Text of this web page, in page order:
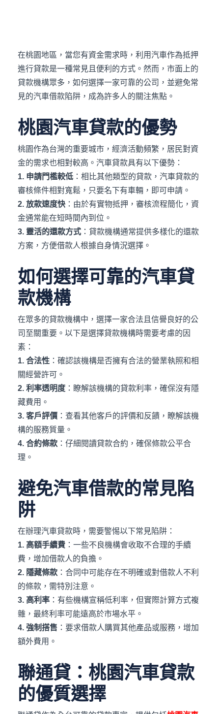
在桃園地區，當您有資金需求時，利用汽車作為抵押
進行貸款是一種常見且便利的方式。然而，市面上的
貸款機構眾多，如何選擇一家可靠的公司，並避免常
見的汽車借款陷阱，成為許多人的關注焦點。
桃園汽車貸款的優勢
桃園作為台灣的重要城市，經濟活動頻繁，居民對資
金的需求也相對較高。汽車貸款具有以下優勢：
1. 申請門檻較低 ：​相比其他類型的貸款，汽車貸款的
審核條件相對寬鬆，只要名下有車輛，即可申請。
2. 放款速度快 ：​由於有實物抵押，審核流程簡化，資
金通常能在短時間內到位。​
3. 靈活的還款方式 ：​貸款機構通常提供多樣化的還款
方案，方便借款人根據自身情況選擇。​
如何選擇可靠的汽車貸
款機構
在眾多的貸款機構中，選擇一家合法且信譽良好的公
司至關重要。以下是選擇貸款機構時需要考慮的因
素：​
1. 合法性 ：​確認該機構是否擁有合法的營業執照和相
關經營許可。​
2. 利率透明度 ：​瞭解該機構的貸款利率，確保沒有隱
藏費用。​
3. 客戶評價 ：​查看其他客戶的評價和反饋，瞭解該機
構的服務質量。​
4. 合約條款 ：​仔細閱讀貸款合約，確保條款公平合
理。​
避免汽車借款的常見陷
阱
在辦理汽車貸款時，需要警惕以下常見陷阱：
1. 高額手續費 ：​一些不良機構會收取不合理的手續
費，增加借款人的負擔。​
2. 隱藏條款 ：​合同中可能存在不明確或對借款人不利
的條款，需特別注意。​
3. 高利率 ：​有些機構宣稱低利率，但實際計算方式複
雜，最終利率可能遠高於市場水平。​
4. 強制搭售 ：​要求借款人購買其他產品或服務，增加
額外費用。​
聯通貸：桃園汽車貸款
的優質選擇